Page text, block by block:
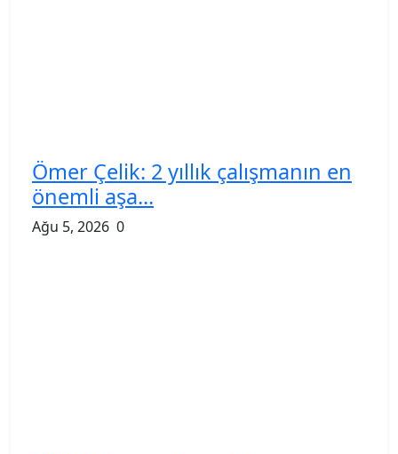
Ömer Çelik: 2 yıllık çalışmanın en
önemli aşa...
Ağu 5, 2026 0